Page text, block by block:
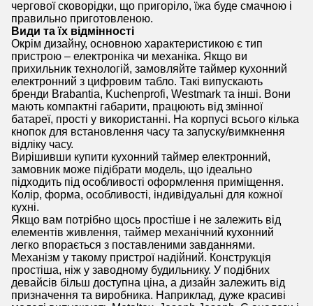
чергової сковорідки, що пригоріло, їжа буде смачною і
правильно приготовленою.
Види та їх відмінності
Окрім дизайну, основною характеристикою є тип
пристрою – електроніка чи механіка. Якщо ви
прихильник технологій, замовляйте таймер кухонний
електронний з цифровим табло. Такі випускають
бренди Brabantia, Kuchenprofi, Westmark та інші. Вони
мають компактні габарити, працюють від змінної
батареї, прості у використанні. На корпусі всього кілька
кнопок для встановлення часу та запуску/вимкнення
відліку часу.
Вирішивши купити кухонний таймер електронний,
замовник може підібрати модель, що ідеально
підходить під особливості оформлення приміщення.
Колір, форма, особливості, індивідуальні для кожної
кухні.
Якщо вам потрібно щось простіше і не залежить від
елементів живлення, таймер механічний кухонний
легко впорається з поставленими завданнями.
Механізм у такому пристрої надійний. Конструкція
простіша, ніж у заводному будильнику. У подібних
девайсів більш доступна ціна, а дизайн залежить від
призначення та виробника. Наприклад, дуже красиві